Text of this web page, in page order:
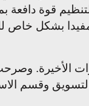
قوة دافعة
بشكل خاص
الأخيرة.
وقسم